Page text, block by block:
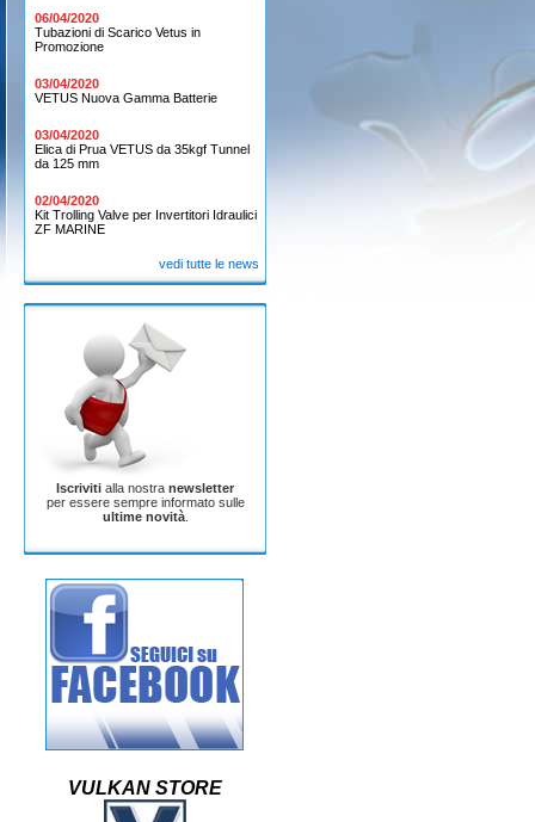
06/04/2020
Tubazioni di Scarico Vetus in
Promozione
03/04/2020
VETUS Nuova Gamma Batterie
03/04/2020
Elica di Prua VETUS da 35kgf Tunnel
da 125 mm
02/04/2020
Kit Trolling Valve per Invertitori Idraulici
ZF MARINE
vedi tutte le news
Iscriviti alla nostra newsletter
per essere sempre informato sulle
ultime novità.
VULKAN STORE